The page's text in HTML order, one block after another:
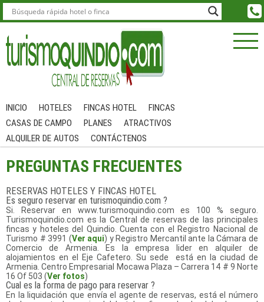
INICIO HOTELES FINCAS HOTEL
FINCAS
CASAS DE CAMPO
PLANES
ATRACTIVOS
ALQUILER DE AUTOS
CONTÁCTENOS
PREGUNTAS FRECUENTES
RESERVAS HOTELES Y FINCAS HOTEL
Es seguro reservar en turismoquindio.com ?
Si. Reservar en www.turismoquindio.com es 100 % seguro.
Turismoquindio.com es la Central de reservas de las principales
fincas y hoteles del Quindio. Cuenta con el Registro Nacional de
Turismo # 3991 (Ver aqui) y Registro Mercantil ante la Cámara de
Comercio de Armenia. Es la empresa lider en alquiler de
alojamientos en el Eje Cafetero. Su sede está en la ciudad de
Armenia. Centro Empresarial Mocawa Plaza – Carrera 14 # 9 Norte
16 Of 503 (Ver fotos)
Cual es la forma de pago para reservar ?
En la liquidación que envía el agente de reservas, está el número